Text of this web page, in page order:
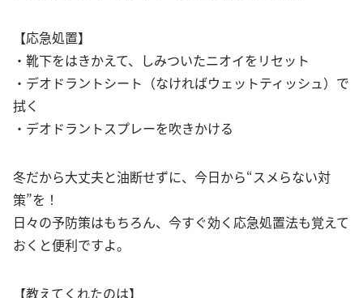
【応急処置】
・靴下をはきかえて、しみついたニオイをリセット
・デオドラントシート（なければウェットティッシュ）で
拭く
・デオドラントスプレーを吹きかける
冬だから大丈夫と油断せずに、今日から“スメらない対
策”を！
日々の予防策はもちろん、今すぐ効く応急処置法も覚えて
おくと便利ですよ。
【教えてくれたのは】